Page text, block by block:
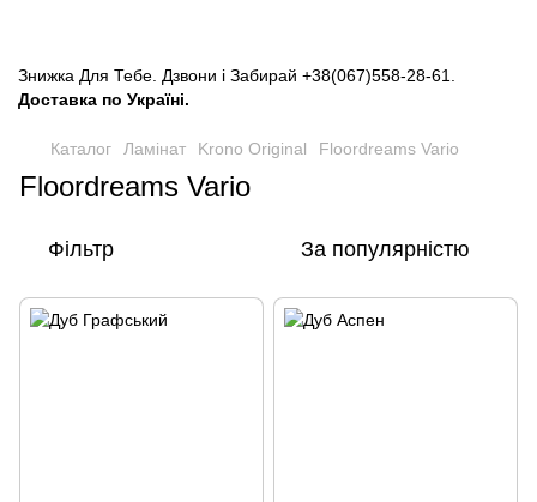
Знижка Для Тебе. Дзвони і Забирай +38(067)558-28-61
Доставка по Україні.
Каталог Ламінат Krono Original Floordreams Vario
Floordreams Vario
Фільтр За популярністю